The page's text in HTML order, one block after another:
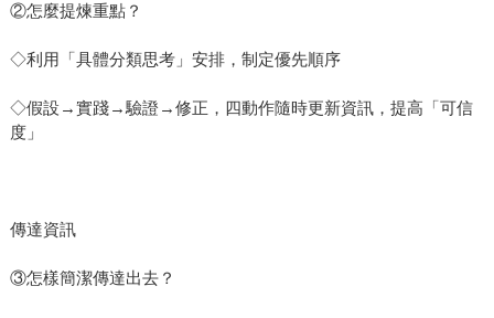
②怎麼提煉重點？
◇利用「具體分類思考」安排，制定優先順序
◇假設→實踐→驗證→修正，四動作隨時更新資訊，提高「可信
度」
傳達資訊
③怎樣簡潔傳達出去？